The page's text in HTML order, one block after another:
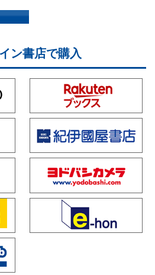
ン書店で購入